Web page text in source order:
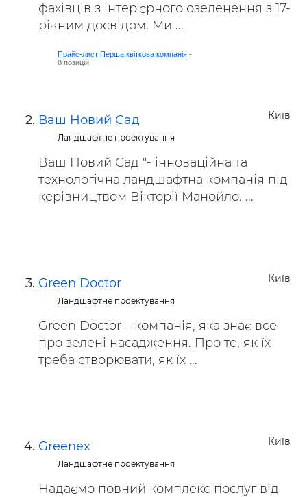
фахівців з інтерʼєрного озеленення з 17-
річним досвідом. Ми ...
Прайс-лист Перша квіткова компанія -
8 позицій
Київ
Ваш Новий Сад
Ландшафтне проектування
Ваш Новий Сад "- інноваційна та
технологічна ландшафтна компанія під
керівництвом Вікторії Манойло. ...
Київ
Green Doctor
Ландшафтне проектування
Green Doctor – компанія, яка знає все
про зелені насадження. Про те, як їх
треба створювати, як їх ...
Київ
Greenex
Ландшафтне проектування
Надаємо повний комплекс послуг від